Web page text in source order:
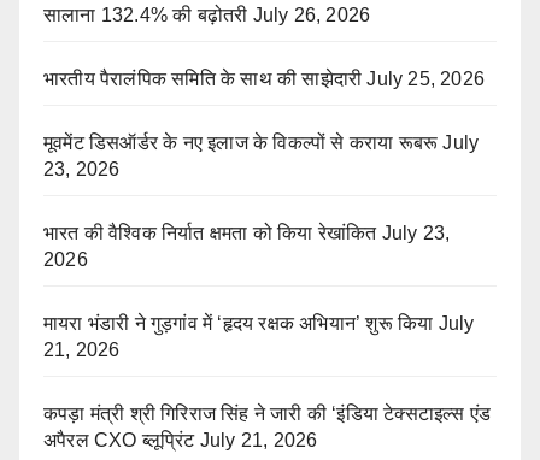
सालाना 132.4% की बढ़ोतरी July 26, 2026
भारतीय पैरालंपिक समिति के साथ की साझेदारी July 25, 2026
मूवमेंट डिसऑर्डर के नए इलाज के विकल्पों से कराया रूबरू July
23, 2026
भारत की वैश्विक निर्यात क्षमता को किया रेखांकित July 23,
2026
मायरा भंडारी ने गुड़गांव में ‘हृदय रक्षक अभियान’ शुरू किया July
21, 2026
कपड़ा मंत्री श्री गिरिराज सिंह ने जारी की ‘इंडिया टेक्सटाइल्स एंड
अपैरल CXO ब्लूप्रिंट July 21, 2026